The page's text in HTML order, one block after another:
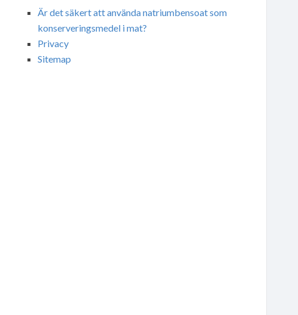
Är det säkert att använda natriumbensoat som
konserveringsmedel i mat?
Privacy
Sitemap